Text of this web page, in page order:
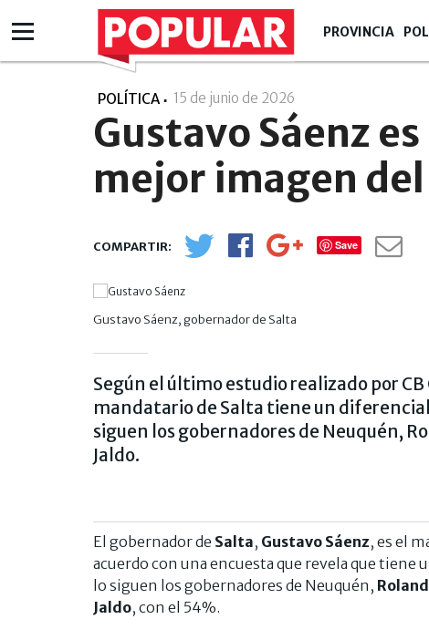
PROVINCIA
POLÍTICA 15 de junio de 2026
Gustavo Sáenz
mejor imagen
Save
Gustavo Sáenz, gobernador de Salta
Según el último estudio realizado por
mandatario de Salta tiene un
siguen los gobernadores de Neuquén,
Jaldo.
El gobernador de Salta, Gustavo Sáenz, es el
acuerdo con una encuesta que revela que tiene
lo siguen los gobernadores de Neuquén,
Jaldo, con el 54%.